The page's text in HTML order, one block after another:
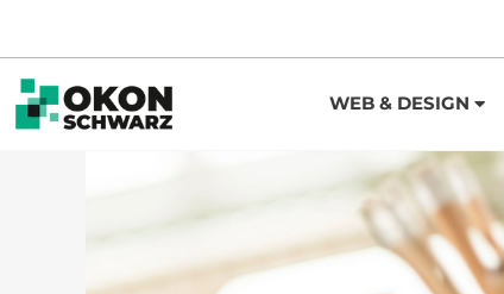
WEB & DESIGN